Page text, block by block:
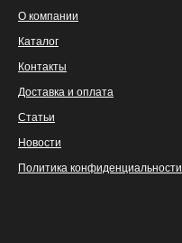
О компании
Каталог
Контакты
Доставка и оплата
Статьи
Новости
Политика конфиденциальности